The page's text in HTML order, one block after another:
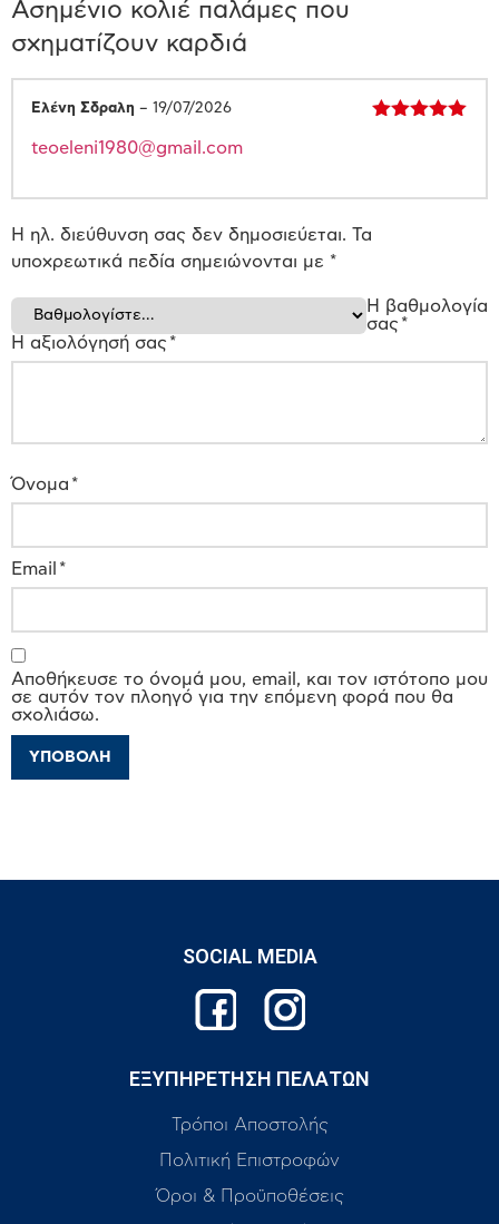
Ασημένιο κολιέ παλάμες που
σχηματίζουν καρδιά
Ελένη Σδραλη – 19/07/2026
teoeleni1980@gmail.com
Η ηλ. διεύθυνση σας δεν δημοσιεύεται. Τα
υποχρεωτικά πεδία σημειώνονται με *
Η βαθμολογία
σας *
Η αξιολόγησή σας *
Όνομα *
Email *
Αποθήκευσε το όνομά μου, email, και τον ιστότοπο μου
σε αυτόν τον πλοηγό για την επόμενη φορά που θα
σχολιάσω.
SOCIAL MEDIA
ΕΞΥΠΗΡΕΤΗΣΗ ΠΕΛΑΤΩΝ
Τρόποι Αποστολής
Πολιτική Επιστροφών
Όροι & Προϋποθέσεις